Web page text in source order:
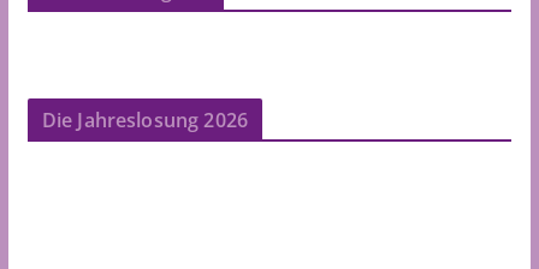
Die Jahreslosung 2026